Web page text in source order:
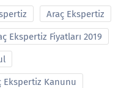
Araç Ekspertiz
Ekspertiz Fiyatları 2019
Ekspertiz Kanunu